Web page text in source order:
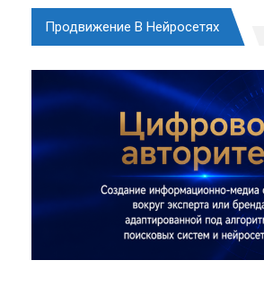
Продвижение В Нейросетях